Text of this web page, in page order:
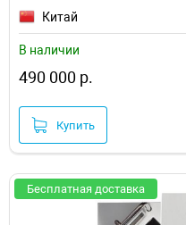
Китай
В наличии
490 000 р.
Купить
Бесплатная доставка